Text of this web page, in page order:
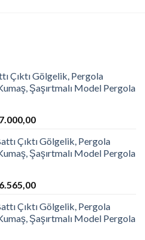
Çıktı Gölgelik, Pergola
Şaşırtmalı Model Pergola
Şu
fiyat:
₺87.000,00.
Çıktı Gölgelik, Pergola
Şaşırtmalı Model Pergola
Şu
fiyat:
₺86.565,00.
Çıktı Gölgelik, Pergola
Şaşırtmalı Model Pergola